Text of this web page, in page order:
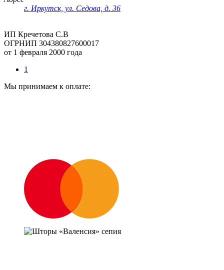
г. Иркутск, ул. Седова, д. 36
ИП Кречетова С.В
ОГРНИП 304380827600017
от 1 февраля 2000 года
1
Мы принимаем к оплате: